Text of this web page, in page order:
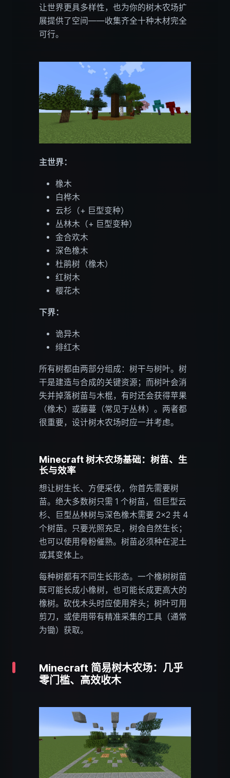
让世界更具多样性，也为你的树木农场扩
展提供了空间——收集齐全十种木材完全
可行。
主世界：
橡木
白桦木
云杉（+ 巨型变种）
丛林木（+ 巨型变种）
金合欢木
深色橡木
杜鹃树（橡木）
红树木
樱花木
下界：
诡异木
绯红木
所有树都由两部分组成：树干与树叶。树
干是建造与合成的关键资源；而树叶会消
失并掉落树苗与木棍，有时还会获得苹果
（橡木）或藤蔓（常见于丛林）。两者都
很重要，设计树木农场时应一并考虑。
Minecraft 树木农场基础：树苗、生
长与效率
想让树生长、方便采伐，你首先需要树
苗。绝大多数树只需 1 个树苗，但巨型云
杉、巨型丛林树与深色橡木需要 2×2 共 4
个树苗。只要光照充足，树会自然生长；
也可以使用骨粉催熟。树苗必须种在泥土
或其变体上。
每种树都有不同生长形态。一个橡树树苗
既可能长成小橡树，也可能长成更高大的
橡树。砍伐木头时应使用斧头；树叶可用
剪刀，或使用带有精准采集的工具（通常
为锄）获取。
Minecraft 简易树木农场：几乎
零门槛、高效收木